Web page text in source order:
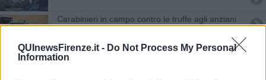
QUInewsFirenze.it - Do Not Process My Personal
Information
Carabinieri in campo contro le truffe agli anziani
Il grido di aiuto dei negozi nella Metrocittà